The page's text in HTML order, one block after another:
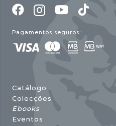
Pagamentos seguros:
Catálogo
Colecções
Ebooks
Eventos